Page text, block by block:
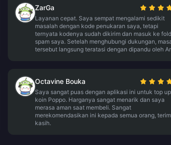
ZarGa
Layanan cepat. Saya sempat mengalami sedikit
masalah dengan kode penukaran saya, tetapi
ternyata kodenya sudah dikirim dan masuk ke
spam saya. Setelah menghubungi dukungan,
tersebut langsung teratasi dengan dipandu oleh
Octavine Bouka
Saya sangat puas dengan aplikasi ini untuk top up
koin Poppo. Harganya sangat menarik dan saya
merasa aman saat membeli. Sangat
merekomendasikan ini kepada semua orang,
kasih.